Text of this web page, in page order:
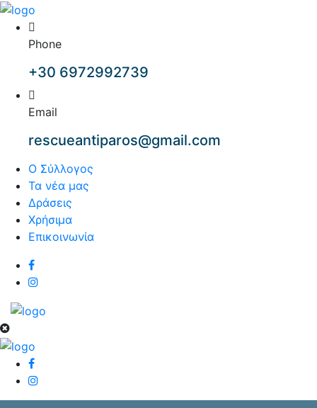
Phone
+30 6972992739
Email
rescueantiparos@gmail.com
Ο Σύλλογος
Τα νέα μας
Δράσεις
Χρήσιμα
Επικοινωνία